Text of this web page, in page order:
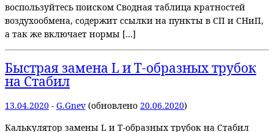
воспользуйтесь поиском Сводная таблица кратностей
воздухообмена, содержит ссылки на пункты в СП и СНиП,
а так же включает нормы […]
Быстрая замена L и T-образных трубок
на Стабил
13.04.2020 - G.Gnev (обновлено 20.06.2020)
Калькулятор замены L и T-образных трубок на Стабил